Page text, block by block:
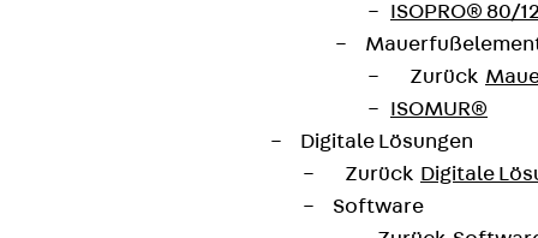
ISOPRO® 80/
Zurück
ISOMUR®
Digitale Lösungen
Zurück Digitale
Software